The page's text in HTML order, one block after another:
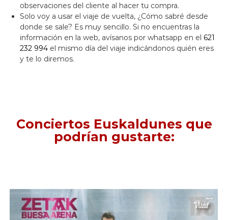
observaciones del cliente al hacer tu compra.
Solo voy a usar el viaje de vuelta, ¿Cómo sabré desde
donde se sale? Es muy sencillo. Si no encuentras la
información en la web, avísanos por whatsapp en el 621
232 994el mismo día del viaje indicándonos quién eres
y te lo diremos.
Conciertos Euskaldunes que
podrían gustarte: